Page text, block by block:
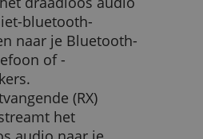
bluetooth-
naar je Bluetooth-
of -
(RX)
het